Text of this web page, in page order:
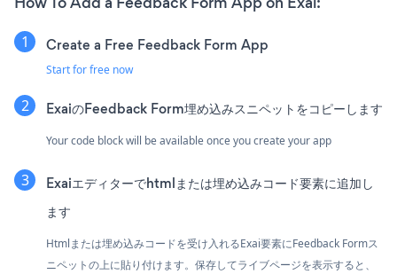
Create a Free Feedback Form App
Start for free now
ExaiのFeedback Form埋め込みスニペットをコピーします
Your code block will be available once you create your app
Exaiエディターでhtmlまたは埋め込みコード要素に追加し
ます
Htmlまたは埋め込みコードを受け入れるExai要素にFeedback Formス
ニペットの上に貼り付けます。保存してライブページを表示すると、